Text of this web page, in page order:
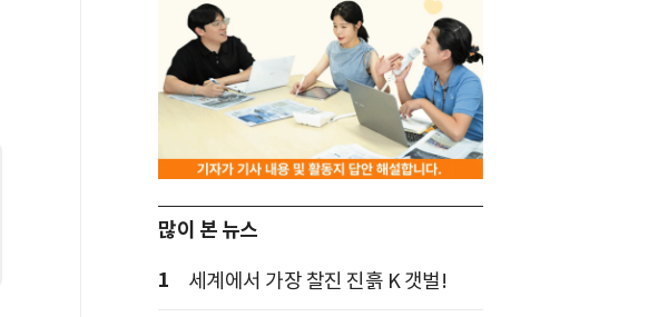
많이 본 뉴스
1
세계에서 가장 찰진 진흙 K 갯벌!